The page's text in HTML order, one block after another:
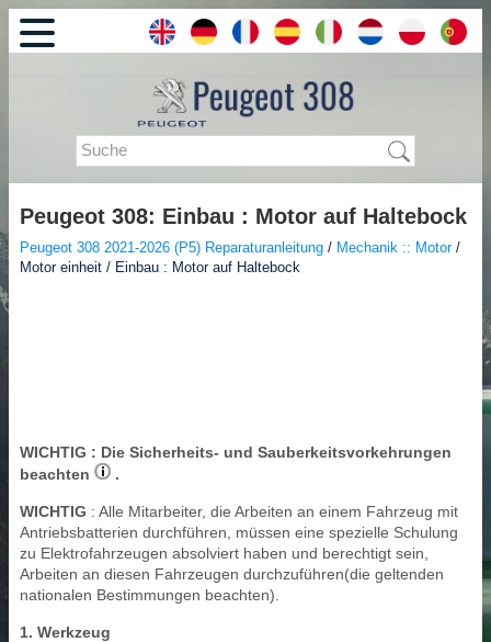
Peugeot 308: Einbau : Motor auf Haltebock
Peugeot 308 2021-2026 (P5) Reparaturanleitung / Mechanik :: Motor/
Motor einheit / Einbau : Motor auf Haltebock
WICHTIG : Die Sicherheits- und Sauberkeitsvorkehrungen
beachten
.
WICHTIG : Alle Mitarbeiter, die Arbeiten an einem Fahrzeug mit
Antriebsbatterien durchführen, müssen eine spezielle Schulung
zu Elektrofahrzeugen absolviert haben und berechtigt sein,
Arbeiten an diesen Fahrzeugen durchzuführen(die geltenden
nationalen Bestimmungen beachten).
1. Werkzeug